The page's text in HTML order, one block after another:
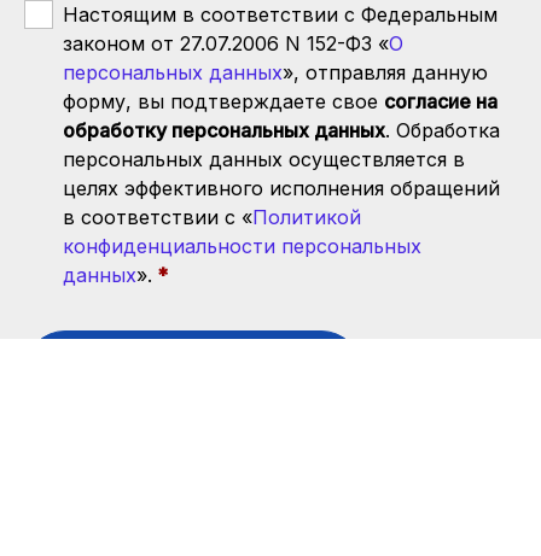
Настоящим в соответствии с Федеральным
законом от 27.07.2006 N 152-ФЗ «О
персональных данных», отправляя данную
форму, вы подтверждаете свое согласие на
обработку персональных данных. Обработка
персональных данных осуществляется в
целях эффективного исполнения обращений
в соответствии с «Политикой
конфиденциальности персональных
данных».